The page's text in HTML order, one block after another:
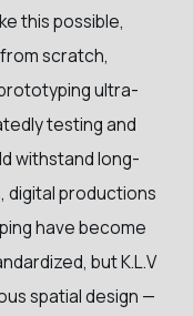
this possible,
scratch,
ultra-
testing and
withstand long-
digital productions
have become
but K.L.V
spatial design —